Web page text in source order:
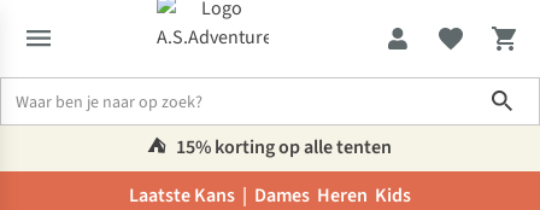
⛺️ 15% korting op alle tenten
Laatste Kans | Dames Heren Kids